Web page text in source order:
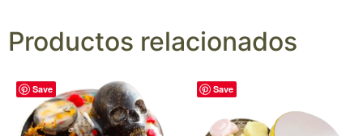
Productos relacionados
Save Save